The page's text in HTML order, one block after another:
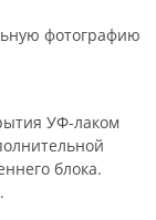
фотографию
УФ-лаком
блока.